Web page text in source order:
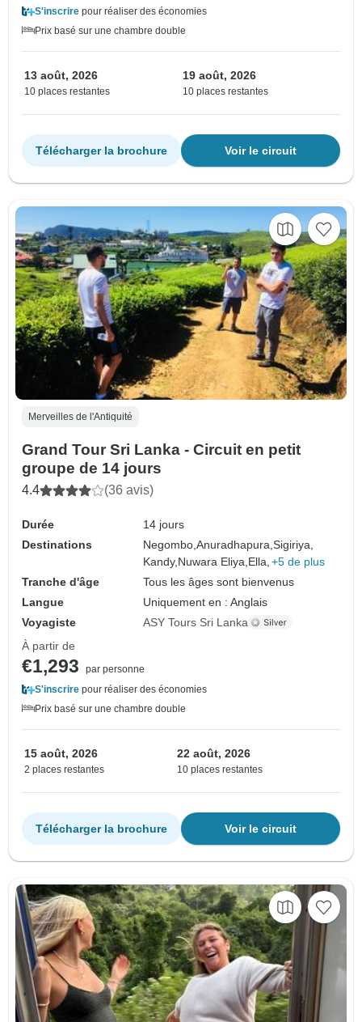
S'inscrire pour réaliser des économies
Prix basé sur une chambre double
13 août, 2026
10 places restantes
19 août, 2026
10 places restantes
Voir le circuit
Télécharger la brochure
Merveilles de l'Antiquité
Grand Tour Sri Lanka - Circuit en petit
groupe de 14 jours
4.4 (36 avis)
Durée
14 jours
Destinations
Negombo,Anuradhapura,Sigiriya,
Kandy, Nuwara Eliya, Ella, +5 de plus
Tranche d'âge
Tous les âges sont bienvenus
Langue
Uniquement en : Anglais
Voyagiste
ASY Tours Sri Lanka
À partir de
€1,293
par personne
S'inscrire pour réaliser des économies
Prix basé sur une chambre double
15 août, 2026
2 places restantes
22 août, 2026
10 places restantes
Voir le circuit
Télécharger la brochure